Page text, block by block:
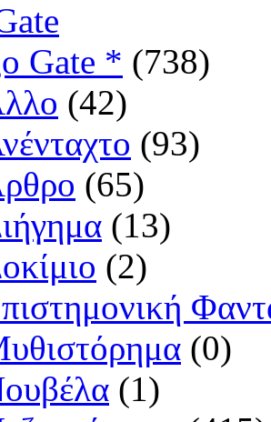
Gate * (738)
(42)
(93)
(65)
(13)
(2)
(0)
(1)